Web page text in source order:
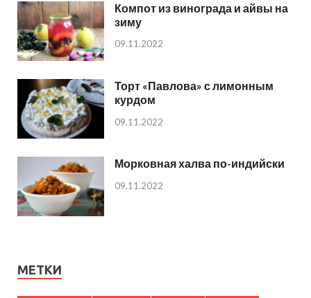
Компот из винограда и айвы на
зиму
09.11.2022
Торт «Павлова» с лимонным
курдом
09.11.2022
Морковная халва по-индийски
09.11.2022
МЕТКИ